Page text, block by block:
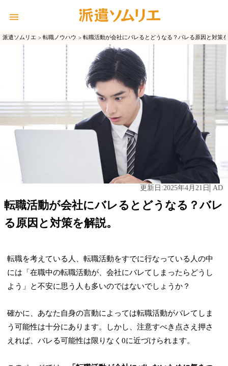
派遣ソムリエ 転職ノウハウ 転職活動が会社にバレるとどうなる？バレる原因と対策
更新日:2025年4月21日 AD
転職活動が会社にバレるとどうなる？バレ
る原因と対策を解説。
転職を考えている人、転職活動をすでに行なっている人の中
には「在職中の転職活動が、会社にバレてしまったらどうし
よう」と不安に思う人も多いのではないでしょうか？
確かに、あなた自身の言動によっては転職活動がバレてしま
う可能性は十分にあります。しかし、注意すべき点さえ押さ
えれば、バレる可能性は限りなく0に近づけられます。